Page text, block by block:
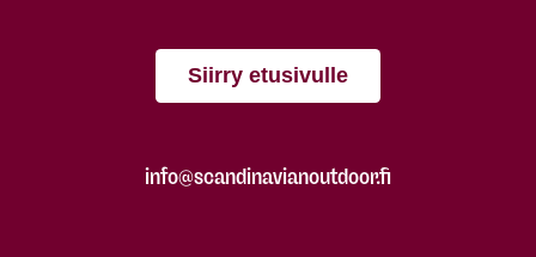
Siirry etusivulle
info@scandinavianoutdoor.fi